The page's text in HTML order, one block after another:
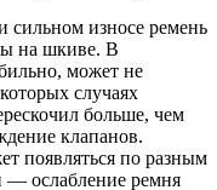
сильном износе ремень
на шкиве. В
может не
случаях
больше, чем
клапанов.
появляться по разным
— ослабление ремня